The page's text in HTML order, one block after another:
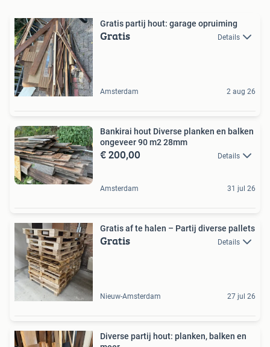
Gratis partij hout: garage opruiming
Gratis Details
Amsterdam 2 aug 26
Bankirai hout Diverse planken en balken
ongeveer 90 m2 28mm
€ 200,00 Details
Amsterdam 31 jul 26
Gratis af te halen – Partij diverse pallets
Gratis Details
Nieuw-Amsterdam 27 jul 26
Diverse partij hout: planken, balken en